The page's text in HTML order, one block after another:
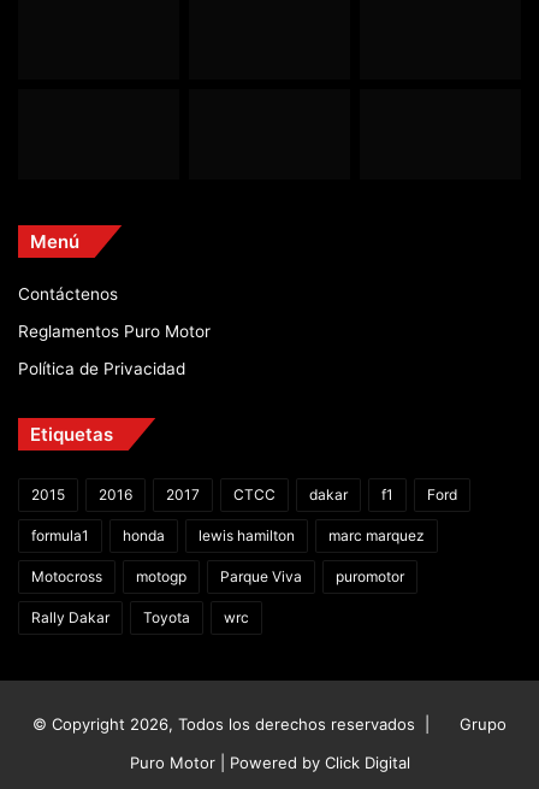
Menú
Contáctenos
Reglamentos Puro Motor
Política de Privacidad
Etiquetas
2015 2016 2017 CTCC dakar f1 Ford
formula1 honda lewis hamilton marc marquez
Motocross motogp Parque Viva puromotor
Rally Dakar Toyota wrc
© Copyright 2026, Todos los derechos reservados |
Grupo
Puro Motor | Powered by Click Digital